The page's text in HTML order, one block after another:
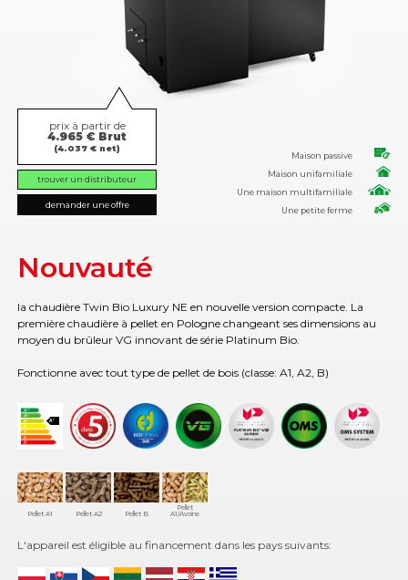
Nouvauté
la chaudière Twin Bio Luxury NE en nouvelle version compacte. La
première chaudière à pellet en Pologne changeant ses dimensions au
moyen du brûleur VG innovant de série Platinum Bio.
Fonctionne avec tout type de pellet de bois (classe: A1, A2, B)
Pellet A1 Pellet A2 Pellet B
Pellet
A1/Avoine
L'appareil est éligible au financement dans les pays suivants:
prix à partir de
4.965 € Brut
(4.037 € net)
trouver un distributeur
demander une offre
Maison passive
Maison unifamiliale
Une maison multifamiliale
Une petite ferme